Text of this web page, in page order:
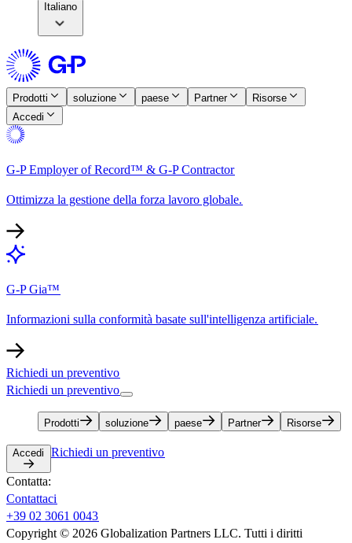
Italiano
Prodotti​​ soluzione​​ paese​​ Partner​​
Risorse​​
Accedi​​
G-P Employer of Record™ & G-P Contractor​​
Ottimizza la gestione della forza lavoro globale.​​
G-P Gia™​​
Informazioni sulla conformità basate sull'intelligenza artificiale.​​
Richiedi un preventivo​​
Richiedi un preventivo​​
Prodotti​​ soluzione​​ paese​​ Partner​​ Risorse​​
Accedi​​ Richiedi un preventivo​​
Contatta:​​
Contattaci​​
+39 02 3061 0043​​
Copyright © 2026 Globalization Partners LLC. Tutti i diritti